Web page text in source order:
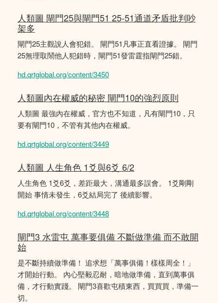
人類圖 閘門25與閘門51 25-51通道矛盾批判吵
架多
閘門25主觀說人會犯錯。 閘門51凡事正直看證據。 閘門
25無理取鬧他人犯錯時，閘門51發雷霆指閘門25錯。
hd.qrtglobal.org/content/3450
人類圖內在權威的秘密 閘門10的強烈原則
人類圖 最強內在權威，官方也不知道，凡有閘門10，只
要有閘門10，不管有其他內在權威。
hd.qrtglobal.org/content/3449
人類圖 人生角色 1爻與6爻 6/2
人生角色 1爻6爻，差距最大，溝通最多誤會。 1爻剛剛
開始 事情未發生，6爻結局完了 後續影響。
hd.qrtglobal.org/content/3448
閘門3 水雷屯 萬事要俱備 不斷做準備 而不敢開
始
是不斷持續做準備！ 追求想「萬事俱備！樣樣周全！」
才開始行動。 內心堅毅忍耐，暗地做準備，直到萬事俱
備，才行動實踐。 閘門3喜歡屯積東西，買買買，準備一
切。